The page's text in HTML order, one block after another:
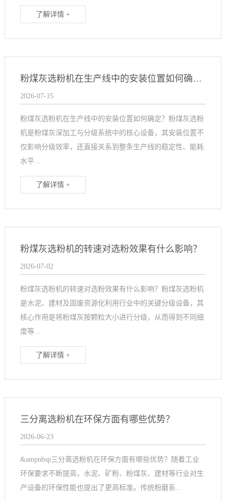
了解详情 +
粉煤灰选粉机在生产线中的安装位置如何确定？
2026-07-15
粉煤灰选粉机在生产线中的安装位置如何确定？粉煤灰选粉
机是粉煤灰深加工与分级系统中的核心设备，其安装位置不
仅影响分级效率，还直接关系到整条生产线的稳定性、能耗
水平...
了解详情 +
粉煤灰选粉机的转速对选粉效果有什么影响？
2026-07-02
粉煤灰选粉机的转速对选粉效果有什么影响？粉煤灰选粉机
是水泥、建材及固废资源化利用行业中的关键分级设备，其
核心作用是将粉煤灰按颗粒大小进行分级，从而得到不同细
度等...
了解详情 +
三分离选粉机在环保方面有哪些优势？
2026-06-23
&ampnbsp三分离选粉机在环保方面有哪些优势？随着工业
环保要求不断提高，水泥、矿粉、粉煤灰、建材等行业对生
产设备的环保性能也提出了更高标准。传统粉磨系...